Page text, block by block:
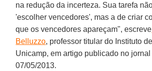
na redução da incerteza. Sua tarefa
'escolher vencedores', mas a de criar
que os vencedores apareçam", escreve
Belluzzo, professor titular do Instituto
Unicamp, em artigo publicado no
07/05/2013.